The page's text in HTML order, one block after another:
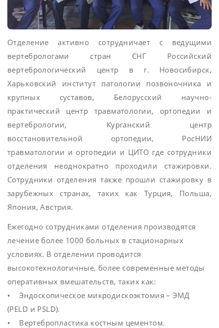
Отделение активно сотрудничает с ведущими
вертебрологами стран СНГ Российский
вертебрологический центр в г. Новосибирск,
Харьковский институт патологии позвоночника и
крупных суставов, Белорусский научно-
практический центр травматологии, ортопедии и
вертебрологии, Курганский центр
восстановительной ортопедии, РосНИИ
травматологии и ортопедии и ЦИТО где сотрудники
отделения неоднократно проходили стажировки.
Сотрудники отделения также прошли стажировку в
зарубежных странах, таких как Турция, Польша,
Япония, Австрия.
Ежегодно сотрудниками отделения производятся
лечение более 1000 больных в стационарных
условиях. В отделении проводится
высокотехнологичные, более современные методы
оперативных вмешательств, таких как:
• Эндоскопическое микродискоэктомия – ЭМД
(PELD и PSLD).
• Вертебропластика костным цементом.